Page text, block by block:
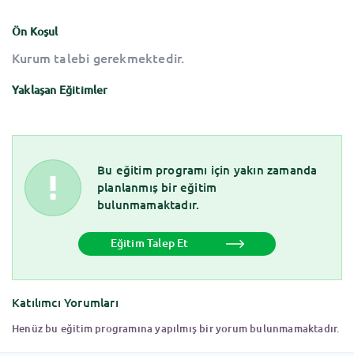
Ön Koşul
Kurum talebi gerekmektedir.
Yaklaşan Eğitimler
Bu eğitim programı için yakın zamanda
planlanmış bir eğitim
bulunmamaktadır.
Eğitim Talep Et
Katılımcı Yorumları
Henüz bu eğitim programına yapılmış bir yorum bulunmamaktadır.